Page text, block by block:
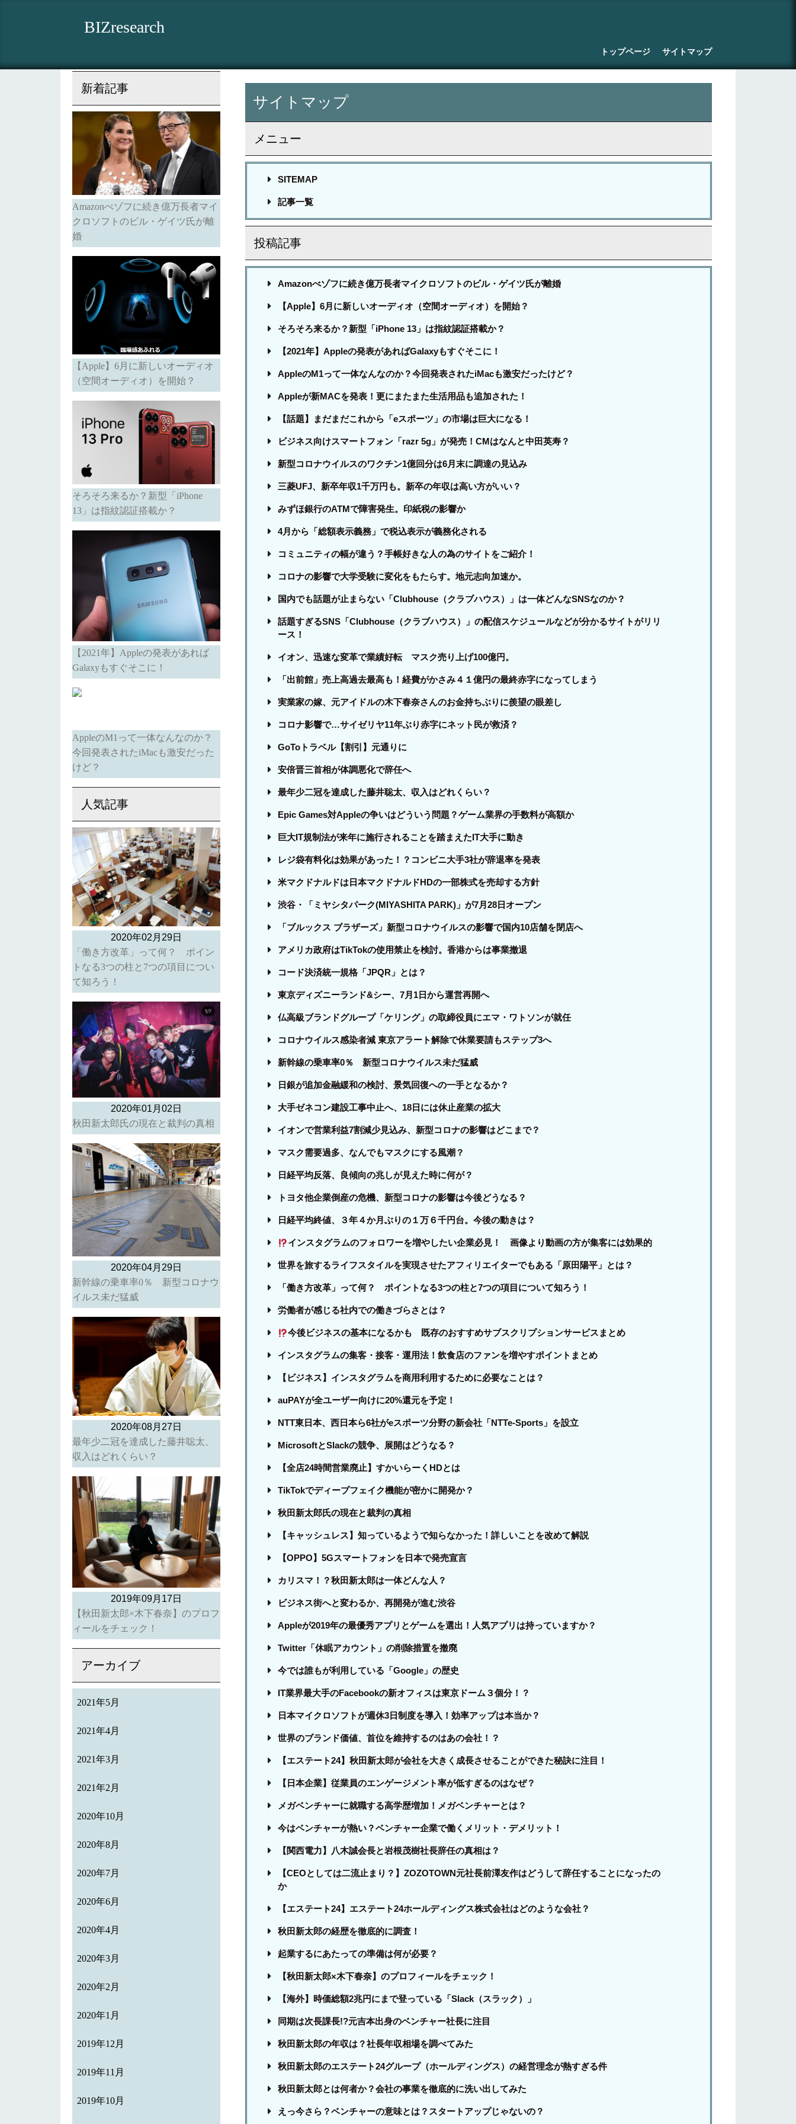
BIZresearch
トップページ サイトマップ
サイトマップ
メニュー
SITEMAP
記事一覧
投稿記事
Amazonべゾフに続き億万長者マイクロソフトのビル・ゲイツ氏が離婚
【Apple】6月に新しいオーディオ（空間オーディオ）を開始？
そろそろ来るか？新型「iPhone 13」は指紋認証搭載か？
【2021年】Appleの発表があればGalaxyもすぐそこに！
AppleのM1って一体なんなのか？今回発表されたiMacも激安だったけど？
Appleが新MACを発表！更にまたまた生活用品も追加された！
【話題】まだまだこれから「eスポーツ」の市場は巨大になる！
ビジネス向けスマートフォン「razr 5g」が発売！CMはなんと中田英寿？
新型コロナウイルスのワクチン1億回分は6月末に調達の見込み
三菱UFJ、新卒年収1千万円も。新卒の年収は高い方がいい？
みずほ銀行のATMで障害発生。印紙税の影響か
4月から「総額表示義務」で税込表示が義務化される
コミュニティの幅が違う？手帳好きな人の為のサイトをご紹介！
コロナの影響で大学受験に変化をもたらす。地元志向加速か。
国内でも話題が止まらない「Clubhouse（クラブハウス）」は一体どんなSNSなのか？
話題すぎるSNS「Clubhouse（クラブハウス）」の配信スケジュールなどが分かるサイトがリリ
ース！
イオン、迅速な変革で業績好転 マスク売り上げ100億円。
「出前館」売上高過去最高も！経費がかさみ４１億円の最終赤字になってしまう
実業家の嫁、元アイドルの木下春奈さんのお金持ちぶりに羨望の眼差し
コロナ影響で…サイゼリヤ11年ぶり赤字にネット民が救済？
GoToトラベル【割引】元通りに
安倍晋三首相が体調悪化で辞任へ
最年少二冠を達成した藤井聡太、収入はどれくらい？
Epic Games対Appleの争いはどういう問題？ゲーム業界の手数料が高額か
巨大IT規制法が来年に施行されることを踏まえたIT大手に動き
レジ袋有料化は効果があった！？コンビニ大手3社が辞退率を発表
米マクドナルドは日本マクドナルドHDの一部株式を売却する方針
渋谷・「ミヤシタパーク(MIYASHITA PARK)」が7月28日オープン
「ブルックス ブラザーズ」新型コロナウイルスの影響で国内10店舗を閉店へ
アメリカ政府はTikTokの使用禁止を検討。香港からは事業撤退
コード決済統一規格「JPQR」とは？
東京ディズニーランド&シー、7月1日から運営再開へ
仏高級ブランドグループ「ケリング」の取締役員にエマ・ワトソンが就任
コロナウイルス感染者減 東京アラート解除で休業要請もステップ3へ
新幹線の乗車率0％ 新型コロナウイルス未だ猛威
日銀が追加金融緩和の検討、景気回復への一手となるか？
大手ゼネコン建設工事中止へ、18日には休止産業の拡大
イオンで営業利益7割減少見込み、新型コロナの影響はどこまで？
マスク需要過多、なんでもマスクにする風潮？
日経平均反落、良傾向の兆しが見えた時に何が？
トヨタ他企業倒産の危機、新型コロナの影響は今後どうなる？
日経平均終値、３年４か月ぶりの１万６千円台。今後の動きは？
インスタグラムのフォロワーを増やしたい企業必見！ 画像より動画の方が集客には効果的
世界を旅するライフスタイルを実現させたアフィリエイターでもある「原田陽平」とは？
「働き方改革」って何？ ポイントなる3つの柱と7つの項目について知ろう！
労働者が感じる社内での働きづらさとは？
今後ビジネスの基本になるかも 既存のおすすめサブスクリプションサービスまとめ
インスタグラムの集客・接客・運用法！飲食店のファンを増やすポイントまとめ
【ビジネス】インスタグラムを商用利用するために必要なことは？
auPAYが全ユーザー向けに20%還元を予定！
NTT東日本、西日本ら6社がeスポーツ分野の新会社「NTTe-Sports」を設立
MicrosoftとSlackの競争、展開はどうなる？
【全店24時間営業廃止】すかいらーくHDとは
TikTokでディープフェイク機能が密かに開発か？
秋田新太郎氏の現在と裁判の真相
【キャッシュレス】知っているようで知らなかった！詳しいことを改めて解説
【OPPO】5Gスマートフォンを日本で発売宣言
カリスマ！？秋田新太郎は一体どんな人？
ビジネス街へと変わるか、再開発が進む渋谷
Appleが2019年の最優秀アプリとゲームを選出！人気アプリは持っていますか？
Twitter「休眠アカウント」の削除措置を撤廃
今では誰もが利用している「Google」の歴史
IT業界最大手のFacebookの新オフィスは東京ドーム３個分！？
日本マイクロソフトが週休3日制度を導入！効率アップは本当か？
世界のブランド価値、首位を維持するのはあの会社！？
【エステート24】秋田新太郎が会社を大きく成長させることができた秘訣に注目！
【日本企業】従業員のエンゲージメント率が低すぎるのはなぜ？
メガベンチャーに就職する高学歴増加！メガベンチャーとは？
今はベンチャーが熱い？ベンチャー企業で働くメリット・デメリット！
【関西電力】八木誠会長と岩根茂樹社長辞任の真相は？
【CEOとしては二流止まり？】ZOZOTOWN元社長前澤友作はどうして辞任することになったの
か
【エステート24】エステート24ホールディングス株式会社はどのような会社？
秋田新太郎の経歴を徹底的に調査！
起業するにあたっての準備は何が必要？
【秋田新太郎×木下春奈】のプロフィールをチェック！
【海外】時価総額2兆円にまで登っている「Slack（スラック）」
同期は次長課長!?元吉本出身のベンチャー社長に注目
秋田新太郎の年収は？社長年収相場を調べてみた
秋田新太郎のエステート24グループ（ホールディングス）の経営理念が熱すぎる件
秋田新太郎とは何者か？会社の事業を徹底的に洗い出してみた
えっ今さら？ベンチャーの意味とは？スタートアップじゃないの？
新着記事
Amazonべゾフに続き億万長者マイ
クロソフトのビル・ゲイツ氏が離
婚
【Apple】6月に新しいオーディオ
（空間オーディオ）を開始？
そろそろ来るか？新型「iPhone
13」は指紋認証搭載か？
【2021年】Appleの発表があれば
Galaxyもすぐそこに！
AppleのM1って一体なんなのか？
今回発表されたiMacも激安だった
けど？
人気記事
2020年02月29日
「働き方改革」って何？ ポイン
トなる3つの柱と7つの項目につい
て知ろう！
2020年01月02日
秋田新太郎氏の現在と裁判の真相
2020年04月29日
新幹線の乗車率0％ 新型コロナウ
イルス未だ猛威
2020年08月27日
最年少二冠を達成した藤井聡太、
収入はどれくらい？
2019年09月17日
【秋田新太郎×木下春奈】のプロフ
ィールをチェック！
アーカイブ
2021年5月
2021年4月
2021年3月
2021年2月
2020年10月
2020年8月
2020年7月
2020年6月
2020年4月
2020年3月
2020年2月
2020年1月
2019年12月
2019年11月
2019年10月